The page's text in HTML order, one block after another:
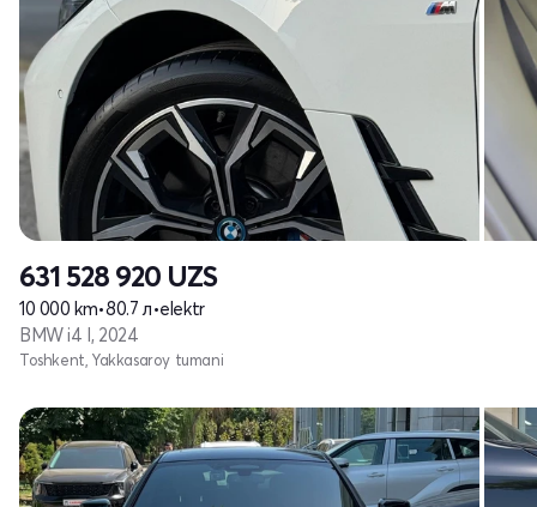
631 528 920 UZS
10 000 km•80.7 л•elektr
BMW i4 I, 2024
Toshkent, Yakkasaroy tumani